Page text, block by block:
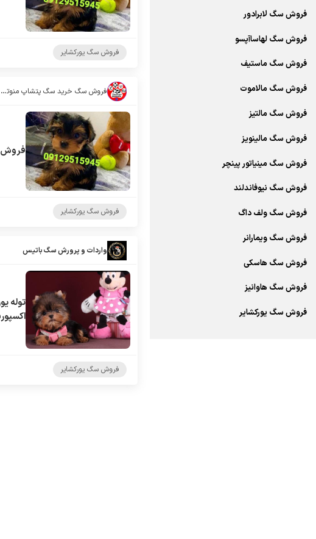
فروش سگ لابرادور
فروش سگ لهاساآپسو
فروش سگ ماستیف
فروش سگ مالاموت
فروش سگ مالتیز
فروش سگ مالینویز
فروش سگ مینیاتور پینچر
فروش سگ نیوفاندلند
فروش سگ ولف داگ
فروش سگ ویمارانر
فروش سگ هاسکی
فروش سگ هاوانیز
فروش سگ یورکشایر
فروش سگ یورکشایر
فروش سگ خرید سگ پتشاپ منوتوپت (manotopet)
فروش
فروش سگ یورکشایر
واردات و پرورش سگ باتیس
توله
فروش سگ یورکشایر